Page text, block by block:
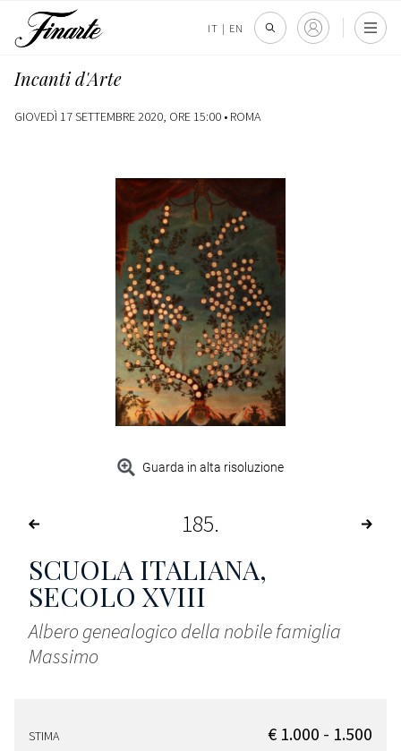
IT | EN
Incanti d'Arte
GIOVEDÌ 17 SETTEMBRE 2020, ORE 15:00 • ROMA
Guarda in alta risoluzione
185
SCUOLA ITALIANA,
SECOLO XVIII
Albero genealogico della nobile famiglia
Massimo
STIMA € 1.000 - 1.500